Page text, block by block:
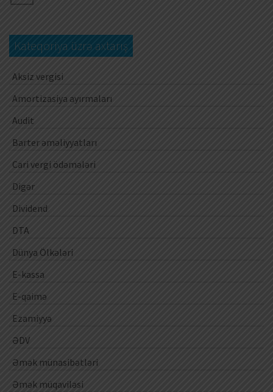
Kateqoriya üzrə axtarış
Aksiz vergisi
Amortizasiya ayırmaları
Audit
Barter əməliyyatları
Cari vergi ödəmələri
Digər
Dividend
DTA
Dünya Ölkələri
E-kassa
E-qaimə
Ezamiyyə
ƏDV
Əmək münasibətləri
Əmək müqaviləsi